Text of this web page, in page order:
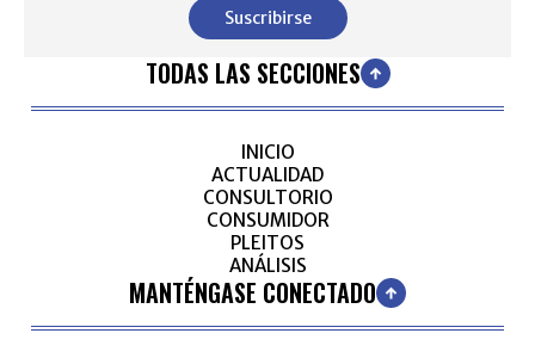
Suscribirse
TODAS LAS SECCIONES
INICIO
ACTUALIDAD
CONSULTORIO
CONSUMIDOR
PLEITOS
ANÁLISIS
MANTÉNGASE CONECTADO